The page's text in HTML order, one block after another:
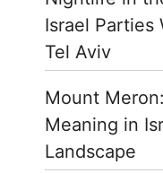
Israel Parties
Tel Aviv
Mount
Meaning in
Landscape